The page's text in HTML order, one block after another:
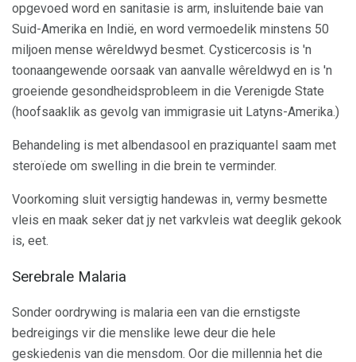
opgevoed word en sanitasie is arm, insluitende baie van
Suid-Amerika en Indië, en word vermoedelik minstens 50
miljoen mense wêreldwyd besmet. Cysticercosis is 'n
toonaangewende oorsaak van aanvalle wêreldwyd en is 'n
groeiende gesondheidsprobleem in die Verenigde State
(hoofsaaklik as gevolg van immigrasie uit Latyns-Amerika.)
Behandeling is met albendasool en praziquantel saam met
steroïede om swelling in die brein te verminder.
Voorkoming sluit versigtig handewas in, vermy besmette
vleis en maak seker dat jy net varkvleis wat deeglik gekook
is, eet.
Serebrale Malaria
Sonder oordrywing is malaria een van die ernstigste
bedreigings vir die menslike lewe deur die hele
geskiedenis van die mensdom. Oor die millennia het die